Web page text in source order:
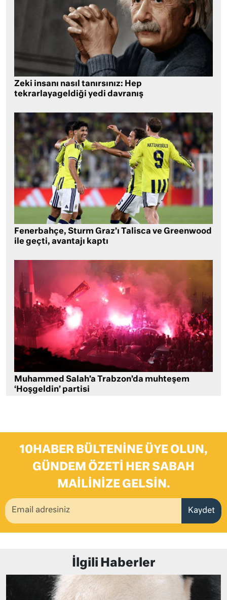
Zeki insanı nasıl tanırsınız: Hep
tekrarlayageldiği yedi davranış
Fenerbahçe, Sturm Graz’ı Talisca ve Greenwood
ile geçti, avantajı kaptı
Muhammed Salah’a Trabzon’da muhteşem
‘Hoşgeldin’ partisi
10HABER BÜLTENINE ÜYE OLUN,
GÜNDEM ÖZETI HER SABAH
MAILINIZE GELSIN.
Kaydet
İlgili Haberler